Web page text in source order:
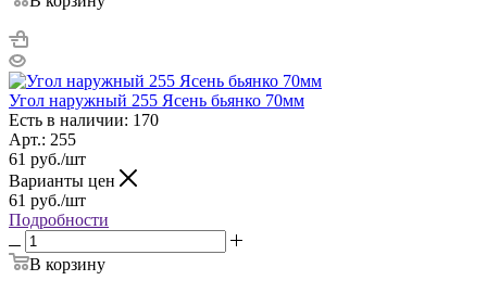
Угол наружный 255 Ясень бьянко 70мм
Есть в наличии: 170
Арт.: 255
61 руб./шт
Варианты цен
61 руб./шт
Подробности
В корзину